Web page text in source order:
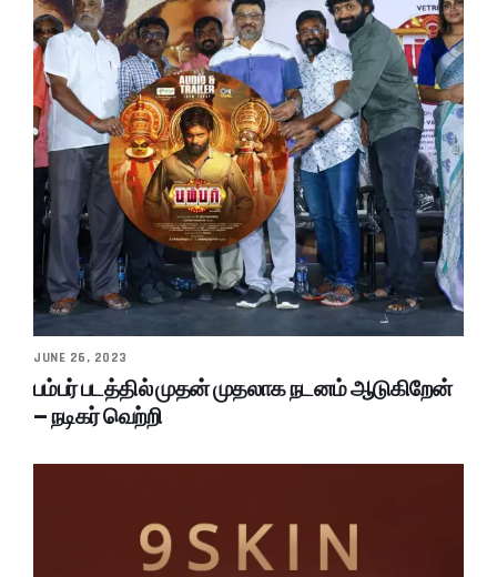
JUNE 26, 2023
பம்பர் படத்தில் முதன் முதலாக நடனம் ஆடுகிறேன்
– நடிகர் வெற்றி